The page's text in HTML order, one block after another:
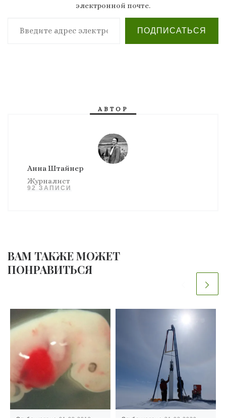
электронной почте.
Введите адрес электронной почты…
ПОДПИСАТЬСЯ
АВТОР
Анна Штайнер
Журналист
92 ЗАПИСИ
ВАМ ТАКЖЕ МОЖЕТ
ПОНРАВИТЬСЯ